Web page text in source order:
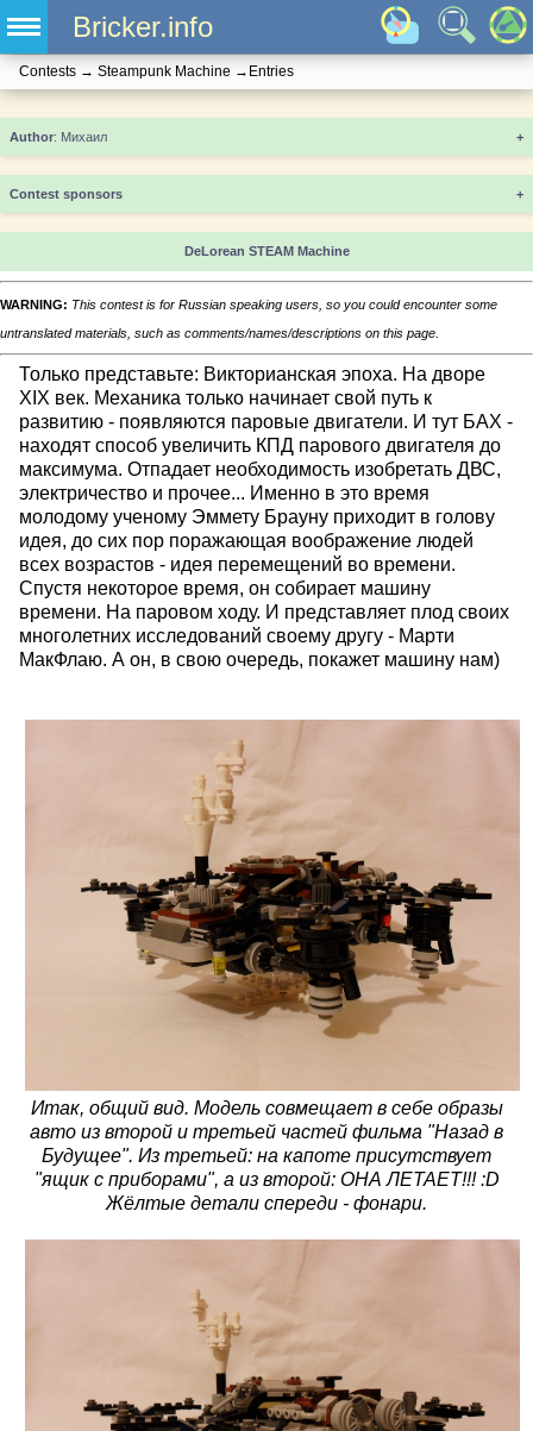
Bricker.info
Contests → Steampunk Machine → Entries
+
Contest sponsors +
DeLorean STEAM Machine
WARNING: This contest is for Russian speaking users, so you could encounter some
untranslated materials, such as comments/names/descriptions on this page.
Только представьте: Викторианская эпоха. На дворе
XIX век. Механика только начинает свой путь к
развитию - появляются паровые двигатели. И тут БАХ -
находят способ увеличить КПД парового двигателя до
максимума. Отпадает необходимость изобретать ДВС,
электричество и прочее... Именно в это время
молодому ученому Эммету Брауну приходит в голову
идея, до сих пор поражающая воображение людей
всех возрастов - идея перемещений во времени.
Спустя некоторое время, он собирает машину
времени. На паровом ходу. И представляет плод своих
многолетних исследований своему другу - Марти
МакФлаю. А он, в свою очередь, покажет машину нам)
Итак, общий вид. Модель совмещает в себе образы
авто из второй и третьей частей фильма "Назад в
Будущее". Из третьей: на капоте присутствует
"ящик с приборами", а из второй: ОНА ЛЕТАЕТ!!! :D
Жёлтые детали спереди - фонари.